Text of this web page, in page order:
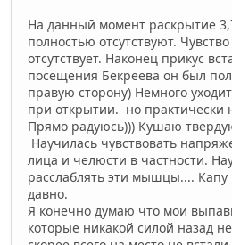
На данный момент раскрытие
полностью отсутствуют.
отсутствует. Наконец прикус
посещения Бекреева он был
правую сторону) Немного
при открытии. но практически
Прямо радуюсь))) Кушаю
Научилась чувствовать
лица и челюсти в частности.
расслаблять эти мышцы....
давно.
Я конечно думаю что мои
которые никакой силой назад